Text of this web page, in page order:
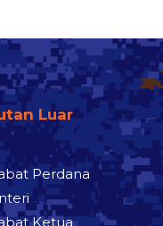
Luar
Perdana
Ketua